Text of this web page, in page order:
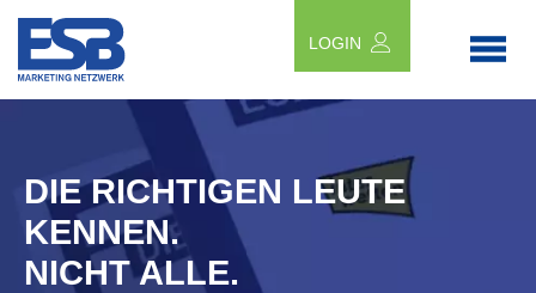
LOGIN
DIE RICHTIGEN LEUTE
KENNEN.
NICHT ALLE.